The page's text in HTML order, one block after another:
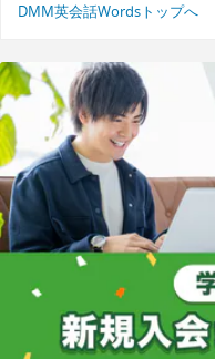
DMM英会話Wordsトップへ